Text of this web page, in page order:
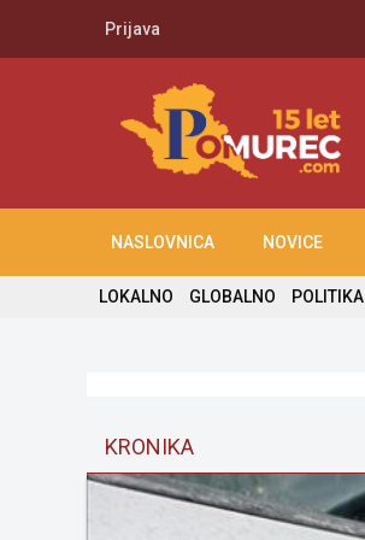
Prijava
NASLOVNICA NOVICE
LOKALNO GLOBALNO POLITIKA
KRONIKA